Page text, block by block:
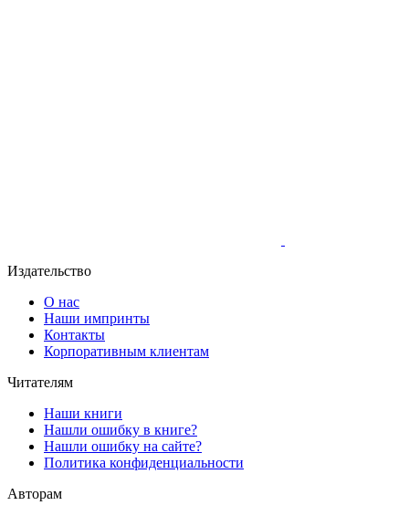
Издательство
О нас
Наши импринты
Контакты
Корпоративным клиентам
Читателям
Наши книги
Нашли ошибку в книге?
Нашли ошибку на сайте?
Политика конфиденциальности
Авторам